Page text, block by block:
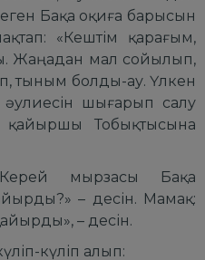
Бақа оқиға барысын
«Кештім қарағым,
Жаңадан мал сойылып,
тыным болды-ау. Үлкен
шығарып салу
қайыршы Тобықтысына
мырзасы Бақа
– десін. Мамақ:
– десін.
күліп алып: